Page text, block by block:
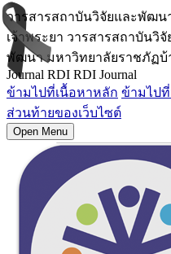
วารสารสถาบันวิจัยและพัฒน
เจ้าพระยา วารสารสถาบันวิ
พัฒนา มหาวิทยาลัยราชภัฏบ้า
Journal RDI RDI Journal
ข้ามไปที่เนื้อหาหลัก ข้ามไปที่
ส่วนท้ายของเว็บไซต์
Open Menu